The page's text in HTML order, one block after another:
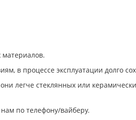
материалов.
в процессе эксплуатации долго
легче стеклянных или
по телефону/вайберу.